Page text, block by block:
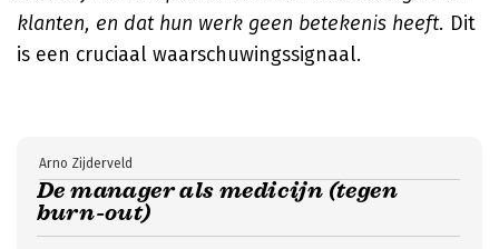
klanten, en dat hun werk geen betekenis heeft. Dit
is een cruciaal waarschuwingssignaal.
De manager als medicijn (tegen
burn-out)
Arno Zijderveld